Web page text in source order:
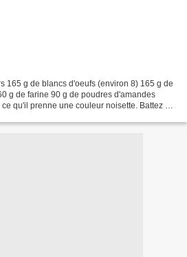
165 g de blancs d'oeufs (environ 8) 165 g de
g de farine 90 g de poudres d'amandes
qu'il prenne une couleur noisette. Battez à